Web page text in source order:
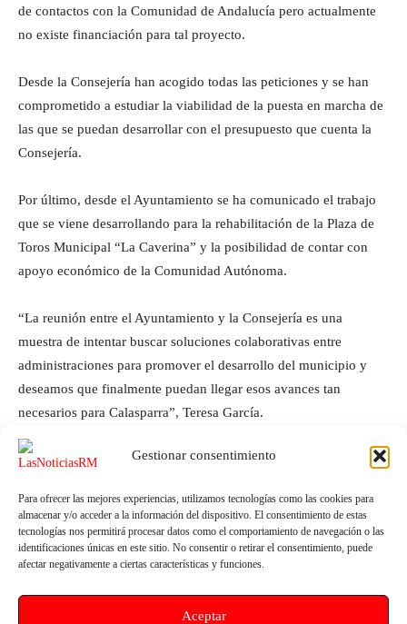
Gestionar consentimiento
Para ofrecer las mejores experiencias, utilizamos tecnologías como las cookies para
almacenar y/o acceder a la información del dispositivo. El consentimiento de estas
tecnologías nos permitirá procesar datos como el comportamiento de navegación o las
identificaciones únicas en este sitio. No consentir o retirar el consentimiento, puede
afectar negativamente a ciertas características y funciones.
Aceptar
de contactos con la Comunidad de Andalucía pero actualmente
no existe financiación para tal proyecto.
Desde la Consejería han acogido todas las peticiones y se han
comprometido a estudiar la viabilidad de la puesta en marcha de
las que se puedan desarrollar con el presupuesto que cuenta la
Consejería.
Por último, desde el Ayuntamiento se ha comunicado el trabajo
que se viene desarrollando para la rehabilitación de la Plaza de
Toros Municipal “La Caverina” y la posibilidad de contar con
apoyo económico de la Comunidad Autónoma.
“La reunión entre el Ayuntamiento y la Consejería es una
muestra de intentar buscar soluciones colaborativas entre
administraciones para promover el desarrollo del municipio y
deseamos que finalmente puedan llegar esos avances tan
necesarios para Calasparra”, Teresa García.